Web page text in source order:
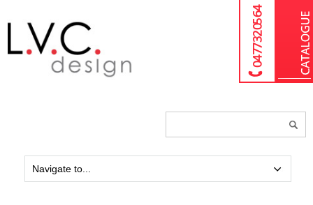
04 77 32 05 64